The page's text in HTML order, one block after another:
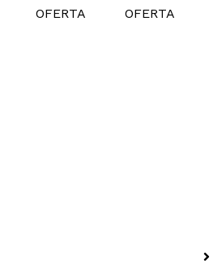
OFERTA OFERTA